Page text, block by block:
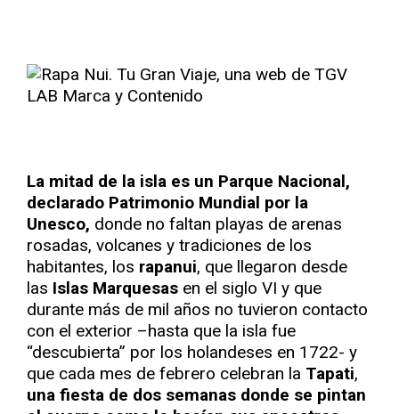
La mitad de la isla es un Parque Nacional,
declarado Patrimonio Mundial por la
Unesco, donde no faltan playas de arenas
rosadas, volcanes y tradiciones de los
habitantes, los rapanui, que llegaron desde
las Islas Marquesas en el siglo VI y que
durante más de mil años no tuvieron contacto
con el exterior –hasta que la isla fue
“descubierta” por los holandeses en 1722- y
que cada mes de febrero celebran la Tapati,
una fiesta de dos semanas donde se pintan